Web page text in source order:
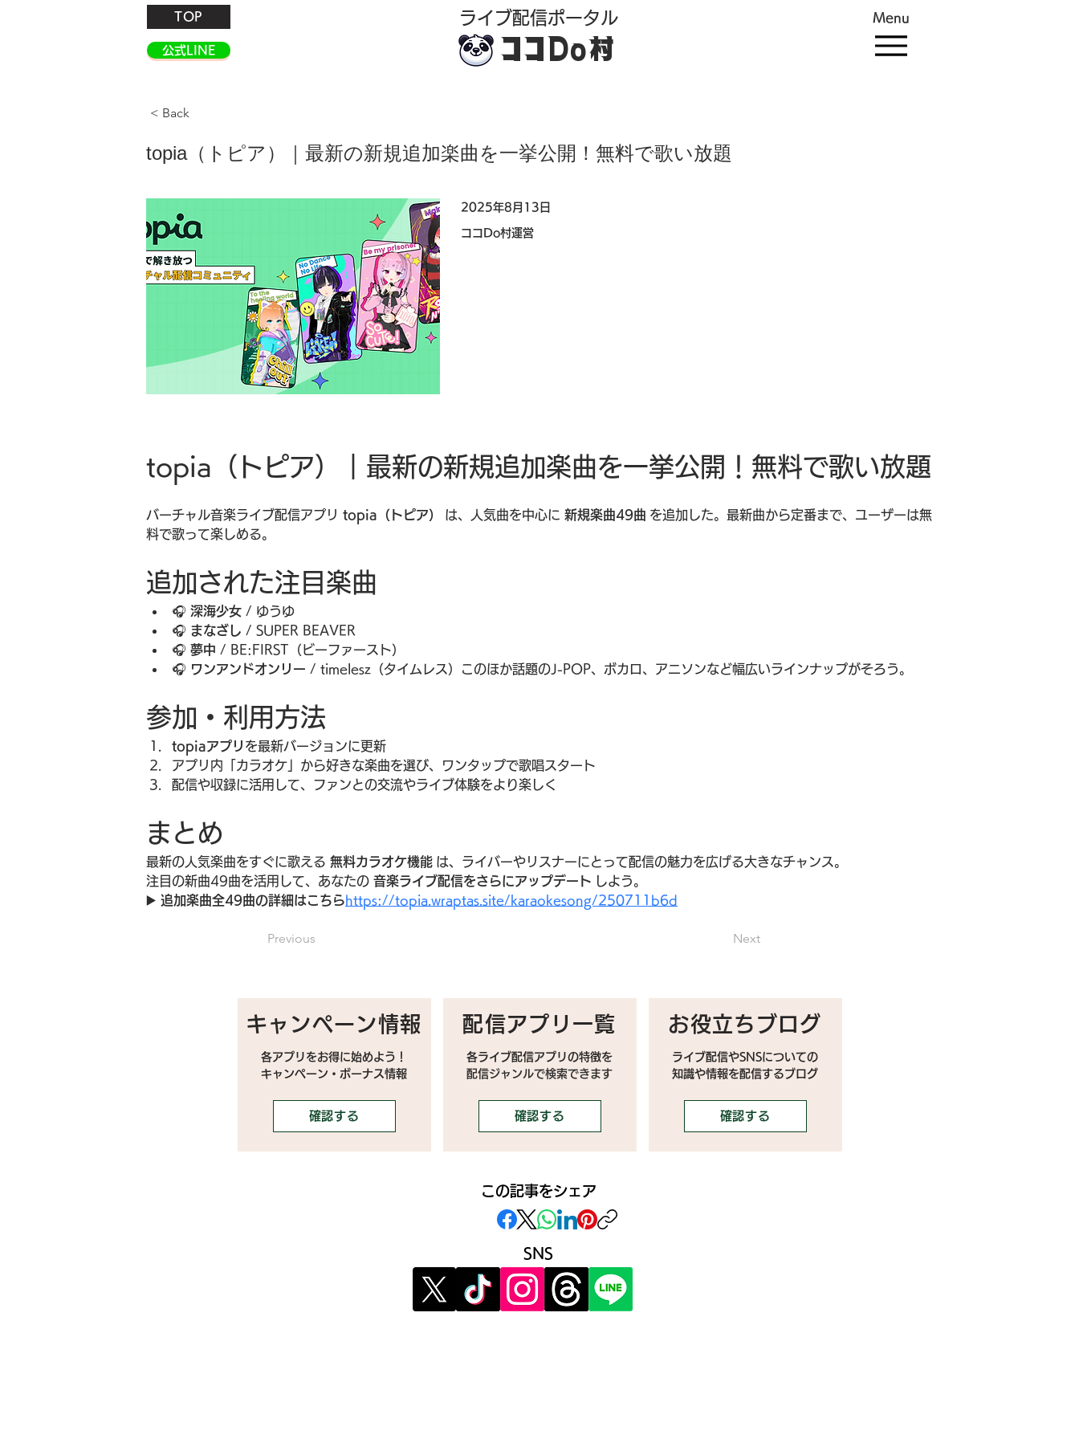
TOP
公式LINE
​ライブ配信ポータル
ココDo村
Menu
< Back
topia（トピア）｜最新の新規追加楽曲を一挙公開！無料で歌い放題
2025年8月13日
ココDo村運営
topia（トピア）｜最新の新規追加楽曲を一挙公開！無料で歌い放題
バーチャル音楽ライブ配信アプリ topia（トピア） は、人気曲を中心に 新規楽曲49曲 を追加した。最新曲から定番まで、ユーザーは無
料で歌って楽しめる。
追加された注目楽曲
🎧 深海少女 / ゆうゆ
🎧 まなざし / SUPER BEAVER
🎧 夢中 / BE:FIRST（ビーファースト）
🎧 ワンアンドオンリー / timelesz（タイムレス）このほか話題のJ-POP、ボカロ、アニソンなど幅広いラインナップがそろう。
参加・利用方法
topiaアプリ を最新バージョンに更新
アプリ内「カラオケ」から好きな楽曲を選び、ワンタップで歌唱スタート
配信や収録に活用して、ファンとの交流やライブ体験をより楽しく
まとめ
最新の人気楽曲をすぐに歌える 無料カラオケ機能 は、ライバーやリスナーにとって配信の魅力を広げる大きなチャンス。
注目の新曲49曲を活用して、あなたの 音楽ライブ配信をさらにアップデート しよう。
▶️ 追加楽曲全49曲の詳細はこちらhttps://topia.wraptas.site/karaokesong/250711b6d
Previous Next
キャンペーン情報
各アプリをお得に始めよう！
キャンペーン・ボーナス情報
確認する
配信アプリ一覧
各ライブ配信アプリの特徴を
配信ジャンルで検索できます
確認する
お役立ちブログ
ライブ配信やSNSについての
​知識や情報を配信するブログ
確認する
この記事をシェア
SNS